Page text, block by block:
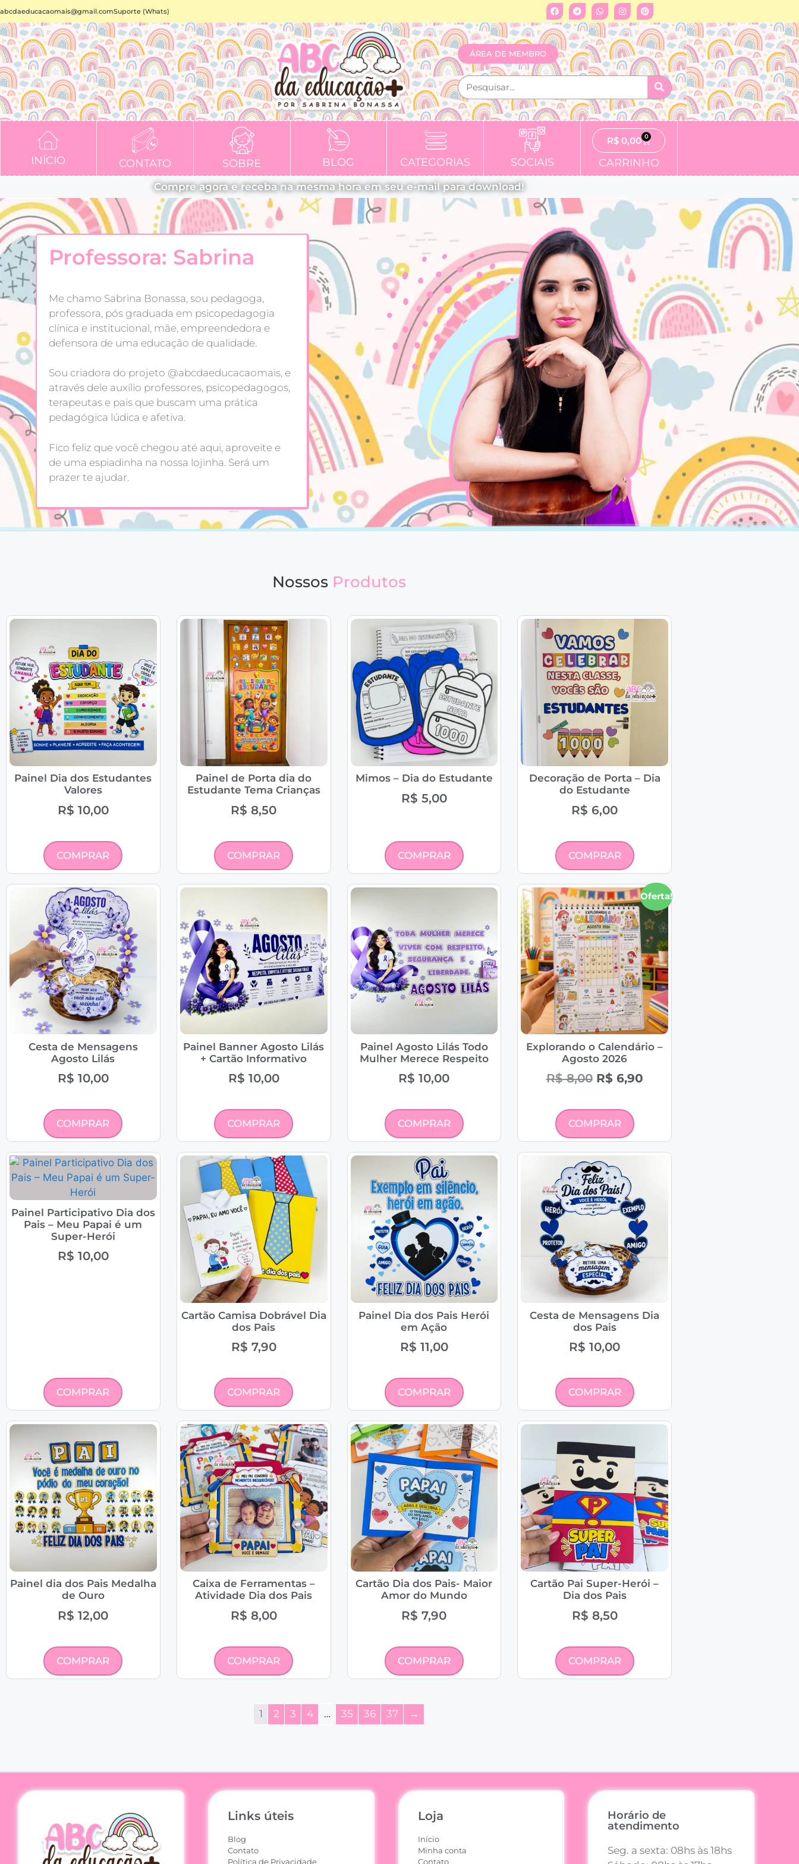
abcdaeducacaomais@gmail.comSuporte (Whats)
ÁREA DE MEMBRO
INÍCIO CONTATO SOBRE BLOG CATEGORIAS SOCIAIS
R$ 0,00 0
CARRINHO
Compre agora e receba na mesma hora em seu e-mail para download!
Professora: Sabrina
Me chamo Sabrina Bonassa, sou pedagoga,
professora, pós graduada em psicopedagogia
clínica e institucional, mãe, empreendedora e
defensora de uma educação de qualidade.
Sou criadora do projeto @abcdaeducacaomais, e
através dele auxílio professores, psicopedagogos,
terapeutas e pais que buscam uma prática
pedagógica lúdica e afetiva.
Fico feliz que você chegou até aqui, aproveite e
de uma espiadinha na nossa lojinha. Será um
prazer te ajudar.
Nossos Produtos
Painel Dia dos Estudantes
Valores
R$ 10,00
COMPRAR
Painel de Porta dia do
Estudante Tema Crianças
R$ 8,50
COMPRAR
Mimos – Dia do Estudante
R$ 5,00
COMPRAR
Decoração de Porta – Dia
do Estudante
R$ 6,00
COMPRAR
Cesta de Mensagens
Agosto Lilás
R$ 10,00
COMPRAR
Painel Banner Agosto Lilás
+ Cartão Informativo
R$ 10,00
COMPRAR
Painel Agosto Lilás Todo
Mulher Merece Respeito
R$ 10,00
COMPRAR
Oferta!
Explorando o Calendário –
Agosto 2026
R$8,00 R$6,90
COMPRAR
Painel Participativo Dia dos
Pais – Meu Papai é um
Super-Herói
R$ 10,00
COMPRAR
Cartão Camisa Dobrável Dia
dos Pais
R$ 7,90
COMPRAR
Painel Dia dos Pais Herói
em Ação
R$ 11,00
COMPRAR
Cesta de Mensagens Dia
dos Pais
R$ 10,00
COMPRAR
Painel dia dos Pais Medalha
de Ouro
R$ 12,00
COMPRAR
Caixa de Ferramentas –
Atividade Dia dos Pais
R$ 8,00
COMPRAR
Cartão Dia dos Pais- Maior
Amor do Mundo
R$ 7,90
COMPRAR
Cartão Pai Super-Herói –
Dia dos Pais
R$ 8,50
COMPRAR
1 2 3 4 … 35 36 37 →
Links úteis
Blog
Contato
Política de Privacidade
Loja
Início
Minha conta
Contato
Horário de
atendimento
Seg. a sexta: 08hs às 18hs